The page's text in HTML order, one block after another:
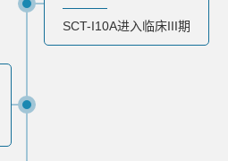
SCT-I10A进入临床III期